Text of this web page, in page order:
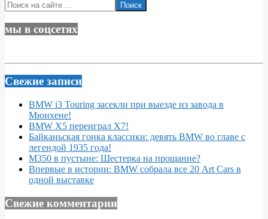
Поиск
мы в соцсетях
Свежие записи
BMW i3 Touring засекли при выезде из завода в
Мюнхене!
BMW X5 переиграл X7!
Байканьская гонка классики: девять BMW во главе с
легендой 1935 года!
M350 в пустыне: Шестерка на прощание?
Впервые в истории: BMW собрала все 20 Art Cars в
одной выставке
Свежие комментарии